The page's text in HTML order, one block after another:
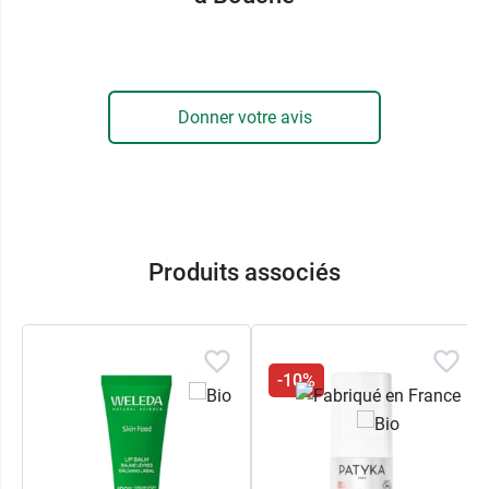
65,2% du total des ingrédients sont issus de
nutrition à la peau.
Conditionnement: Tube de 10 ml
Donner votre avis
Produits associés
-10%